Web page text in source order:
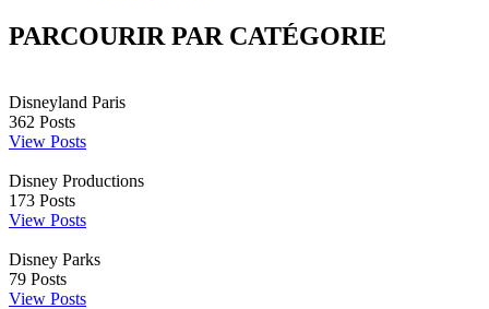
PARCOURIR PAR CATÉGORIE
Disneyland Paris
362 Posts
View Posts
Disney Productions
173 Posts
View Posts
Disney Parks
79 Posts
View Posts